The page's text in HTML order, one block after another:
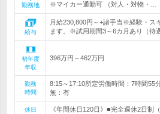
勤務地
※マイカー通勤可 （対人・対物・…
給与
月給230,800円～+諸手当※経験・ス
ます。※試用期間3～6カ月あり（待
初年度
年収
396万円～462万円
勤務
時間
8:15～17:10所定労働時間：7時間55
無：有
休日
《年間休日120日》■完全週休2日制